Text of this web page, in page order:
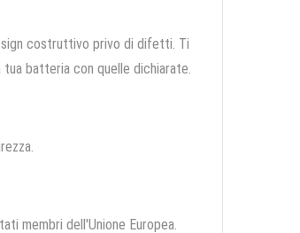
costruttivo privo di difetti. Ti
batteria con quelle dichiarate.
membri dell'Unione Europea.